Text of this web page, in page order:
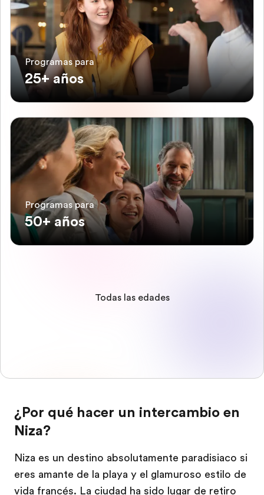
Programas para
25+ años
Programas para
50+ años
Todas las edades
¿Por qué hacer un intercambio en
Niza?
Niza es un destino absolutamente paradisiaco si
eres amante de la playa y el glamuroso estilo de
vida francés. La ciudad ha sido lugar de retiro